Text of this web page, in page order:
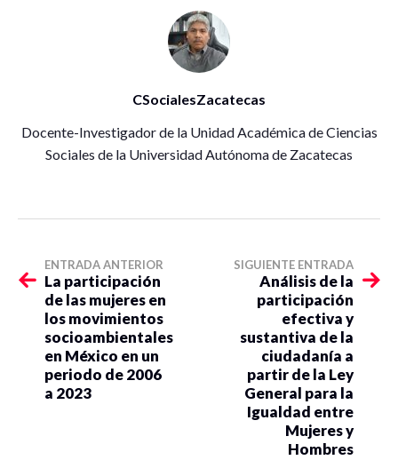
CSocialesZacatecas
Docente-Investigador de la Unidad Académica de Ciencias
Sociales de la Universidad Autónoma de Zacatecas
ENTRADA ANTERIOR
La participación
de las mujeres en
los movimientos
socioambientales
en México en un
periodo de 2006
a 2023
SIGUIENTE ENTRADA
Análisis de la
participación
efectiva y
sustantiva de la
ciudadanía a
partir de la Ley
General para la
Igualdad entre
Mujeres y
Hombres